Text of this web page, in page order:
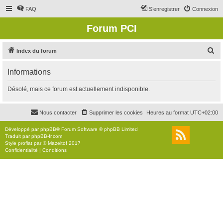
FAQ Connexion
S’enregistrer
Forum PCI
Index du forum
r
c
r
Informations
Désolé, mais ce forum est actuellement indisponible.
Heures au format UTC+02:00
Supprimer les cookies
Nous contacter
Développé parphpBB® Forum Software © phpBB Limited
Traduit parphpBB-fr.com
Style proflat par ©Mazeltof 2017
Confidentialité | Conditions